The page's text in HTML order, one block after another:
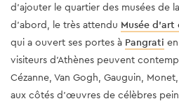
d'ajouter le quartier des musées de
d'abord, le très attendu Musée
qui a ouvert ses portes à Pangrati
visiteurs d'Athènes peuvent
Cézanne, Van Gogh, Gauguin,
aux côtés d'œuvres de célèbres